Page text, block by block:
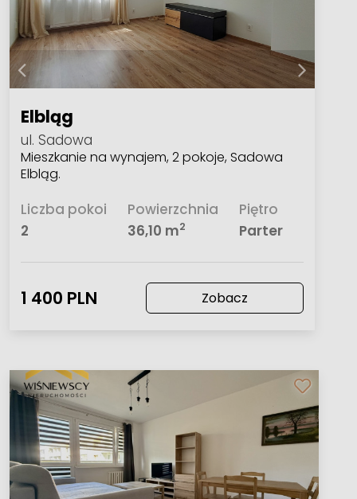
Elbląg
ul. Sadowa
Mieszkanie na wynajem, 2 pokoje, Sadowa
Elbląg.
Liczba pokoi
2
Powierzchnia
36,10 m2
Piętro
Parter
1 400 PLN Zobacz